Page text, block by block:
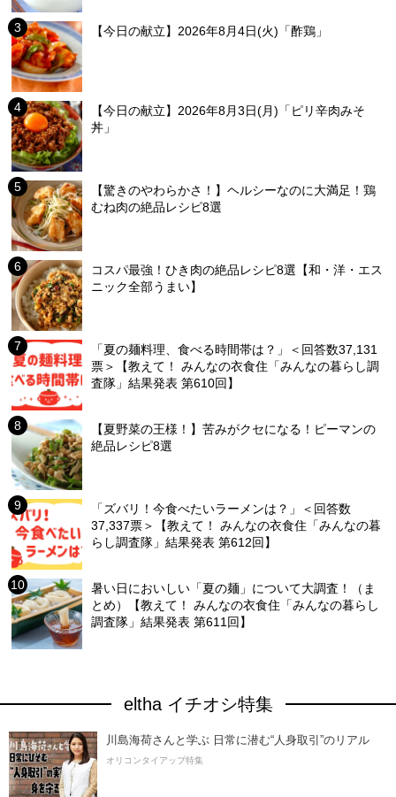
【今日の献立】2026年8月4日(火)「酢鶏」
【今日の献立】2026年8月3日(月)「ピリ辛肉みそ
丼」
【驚きのやわらかさ！】ヘルシーなのに大満足！鶏
むね肉の絶品レシピ8選
コスパ最強！ひき肉の絶品レシピ8選【和・洋・エス
ニック全部うまい】
「夏の麺料理、食べる時間帯は？」＜回答数37,131
票＞【教えて！ みんなの衣食住「みんなの暮らし調
査隊」結果発表 第610回】
【夏野菜の王様！】苦みがクセになる！ピーマンの
絶品レシピ8選
「ズバリ！今食べたいラーメンは？」＜回答数
37,337票＞【教えて！ みんなの衣食住「みんなの暮
らし調査隊」結果発表 第612回】
暑い日においしい「夏の麺」について大調査！（ま
とめ）【教えて！ みんなの衣食住「みんなの暮らし
調査隊」結果発表 第611回】
eltha イチオシ特集
川島海荷さんと学ぶ 日常に潜む“人身取引”のリアル
オリコンタイアップ特集